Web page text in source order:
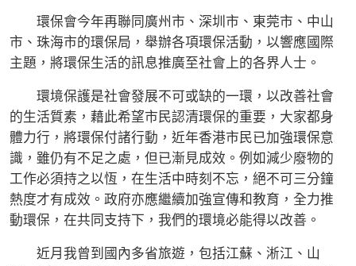
環保會今年再聯同廣州市、深圳市、東莞市、中山
市、珠海市的環保局，舉辦各項環保活動，以響應國際
主題，將環保生活的訊息推廣至社會上的各界人士。
環境保護是社會發展不可或缺的一環，以改善社會
的生活質素，藉此希望市民認清環保的重要，大家都身
體力行，將環保付諸行動，近年香港市民已加強環保意
識，雖仍有不足之處，但已漸見成效。例如減少廢物的
工作必須持之以恆，在生活中時刻不忘，絕不可三分鐘
熱度才有成效。政府亦應繼續加強宣傳和教育，全力推
動環保，在共同支持下，我們的環境必能得以改善。
近月我曾到國內多省旅遊，包括江蘇、淅江、山